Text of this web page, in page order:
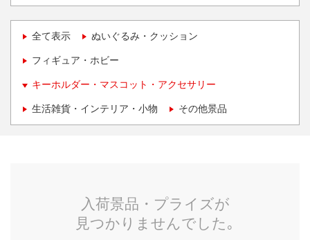
全て表示 ぬいぐるみ・クッション
フィギュア・ホビー
キーホルダー・マスコット・アクセサリー
生活雑貨・インテリア・小物 その他景品